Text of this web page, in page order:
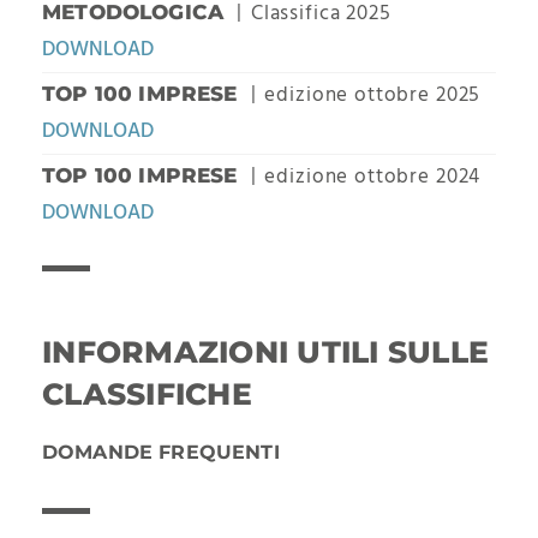
METODOLOGICA
Classifica 2025
DOWNLOAD
TOP 100 IMPRESE
edizione ottobre 2025
DOWNLOAD
TOP 100 IMPRESE
edizione ottobre 2024
DOWNLOAD
INFORMAZIONI UTILI SULLE
CLASSIFICHE
DOMANDE FREQUENTI